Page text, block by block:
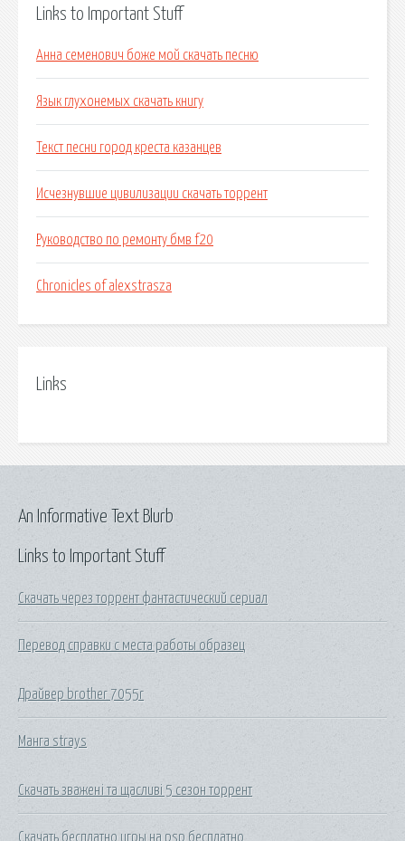
Links to Important Stuff
Анна семенович боже мой скачать песню
Язык глухонемых скачать книгу
Текст песни город креста казанцев
Исчезнувшие цивилизации скачать торрент
Руководство по ремонту бмв f20
Chronicles of alexstrasza
Links
Links to Important Stuff
Скачать через торрент фантастический сериал
Перевод справки с места работы образец
Драйвер brother 7055r
Манга strays
Скачать зважені та щасливі 5 сезон торрент
Скачать бесплатно игры на psp бесплатно
An Informative Text Blurb